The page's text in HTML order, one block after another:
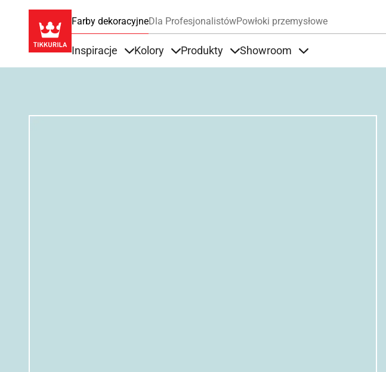
Farby dekoracyjneDla ProfesjonalistówPowłoki przemysłowe
Inspiracje Kolory Produkty Showroom